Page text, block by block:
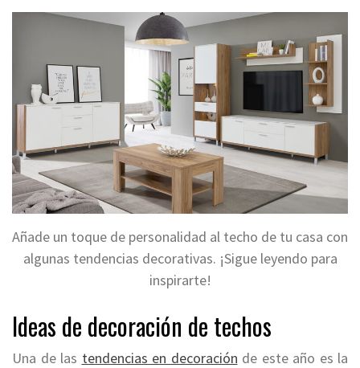
Añade un toque de personalidad al techo de tu casa con
algunas tendencias decorativas. ¡Sigue leyendo para
inspirarte!
Ideas de decoración de techos
Una de las tendencias en decoración de este año es la